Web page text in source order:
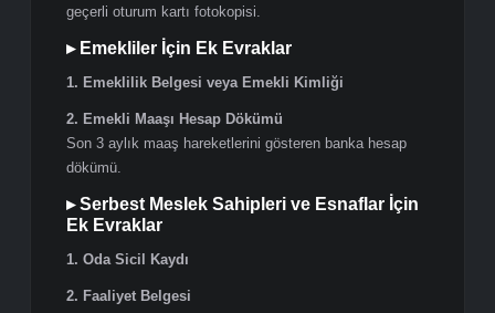
4. İmza Sirküleri
Şirket yetkililerine ait imza sirküleri.
E-Devlet üzerinden alınmış barkodlu hizmet dökümü.
▸ Ticari Vize İçin Ek Evraklar
1. Almanya’daki Firmadan Davet Mektubu
Almanya’da bulunan şirket tarafından düzenlenmiş,
şirket antetli kağıdına hazırlanmış, imzalı ve kaşeli
davet mektubu.